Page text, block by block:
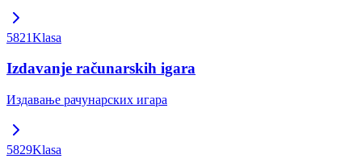
5821Klasa
Izdavanje računarskih igara
Издавање рачунарских игара
5829Klasa